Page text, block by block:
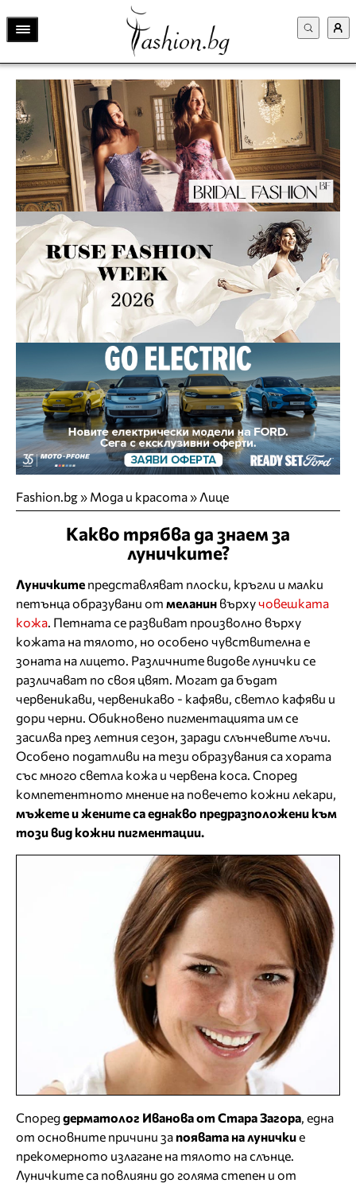
Fashion.bg» Мода и красота» Лице
Какво трябва да знаем за
луничките?
Луничките представляват плоски, кръгли и малки
петънца образувани от меланин върхучовешката
кожа. Петната се развиват произволно върху
кожата на тялото, но особено чувствителна е
зоната на лицето. Различните видове лунички се
различават по своя цвят. Могат да бъдат
червеникави, червеникаво - кафяви, светло кафяви и
дори черни. Обикновено пигментацията им се
засилва през летния сезон, заради слънчевите лъчи.
Особено податливи на тези образувания са хората
със много светла кожа и червена коса. Според
компетентното мнение на повечето кожни лекари,
мъжете и жените са еднакво предразположени към
този вид кожни пигментации.
Спореддерматолог Иванова от Стара Загора , една
от основните причини за появата на луничкие
прекомерното излагане на тялото на слънце.
Луничките са повлияни до голяма степен и от